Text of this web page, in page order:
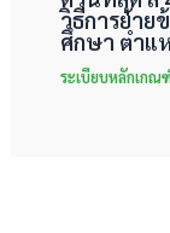
วิธีการย้าย
ศึกษา ตำแ
ระเบียบหลักเกณ